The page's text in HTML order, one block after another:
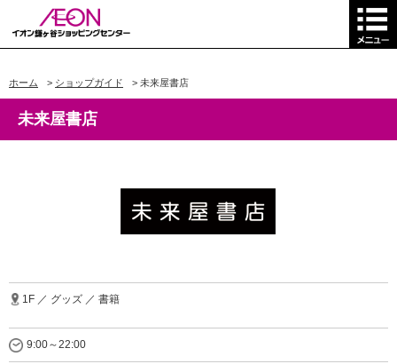
ホーム > ショップガイド > 未来屋書店
未来屋書店
1F ／ グッズ ／ 書籍
9:00～22:00